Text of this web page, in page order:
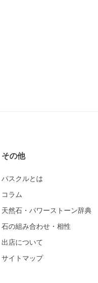
その他
パスクルとは
コラム
天然石・パワーストーン辞典
石の組み合わせ・相性
出店について
サイトマップ